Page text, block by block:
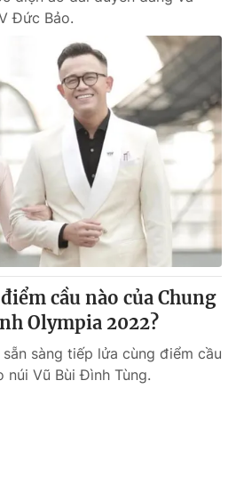
hình Việt Nam
VTV
in và báo điện tử số 483/GP-BTTTT
Thị Mỹ Hạnh, Phạm Quốc Thắng,
931 - 024.38 355 932
Đức Bảo.
cầu nào của Chung
Olympia 2022?
sàng tiếp lửa cùng điểm cầu
núi Vũ Bùi Đình Tùng.